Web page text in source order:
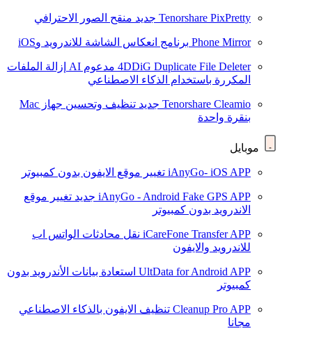
Tenorshare PixPretty جديد منقح الصور الاحترافي
Phone Mirror برنامج انعكاس الشاشة للاندرويد وiOS
4DDiG Duplicate File Deleter مدعوم AI
إزالة الملفات
المكررة باستخدام الذكاء الاصطناعي
Tenorshare Cleamio جديد
تنظيف وتحسين جهاز Mac
بنقرة واحدة
موبايل
iAnyGo- iOS APP تغيير موقع الايفون بدون كمبيوتر
iAnyGo - Android Fake GPS APP جديد تغيير موقع
الاندرويد بدون كمبيوتر
iCareFone Transfer APP نقل محادثات الواتس اب
للاندرويد والايفون
UltData for Android APP استعادة بيانات الأندرويد بدون
كمبيوتر
Cleanup Pro APP تنظيف الايفون بالذكاء الاصطناعي
مجانا